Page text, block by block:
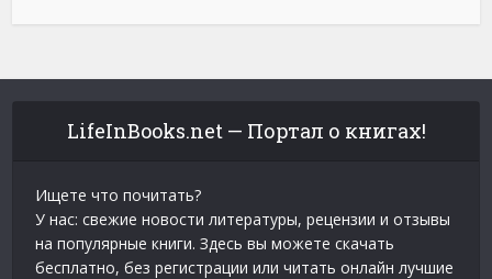
LifeInBooks.net — Портал о книгах!
Ищете что почитать?
У нас: свежие новости литературы, рецензии и отзывы
на популярные книги. Здесь вы можете скачать
бесплатно, без регистрации или читать онлайн лучшие